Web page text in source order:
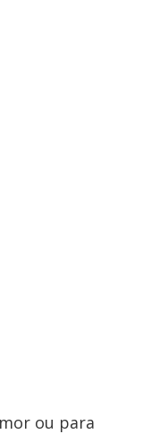
ou para